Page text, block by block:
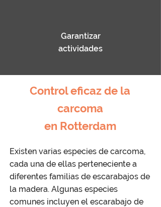
Garantizar
actividades
Control eficaz de la
carcoma
en Rotterdam
Existen varias especies de carcoma,
cada una de ellas perteneciente a
diferentes familias de escarabajos de
la madera. Algunas especies
comunes incluyen el escarabajo de